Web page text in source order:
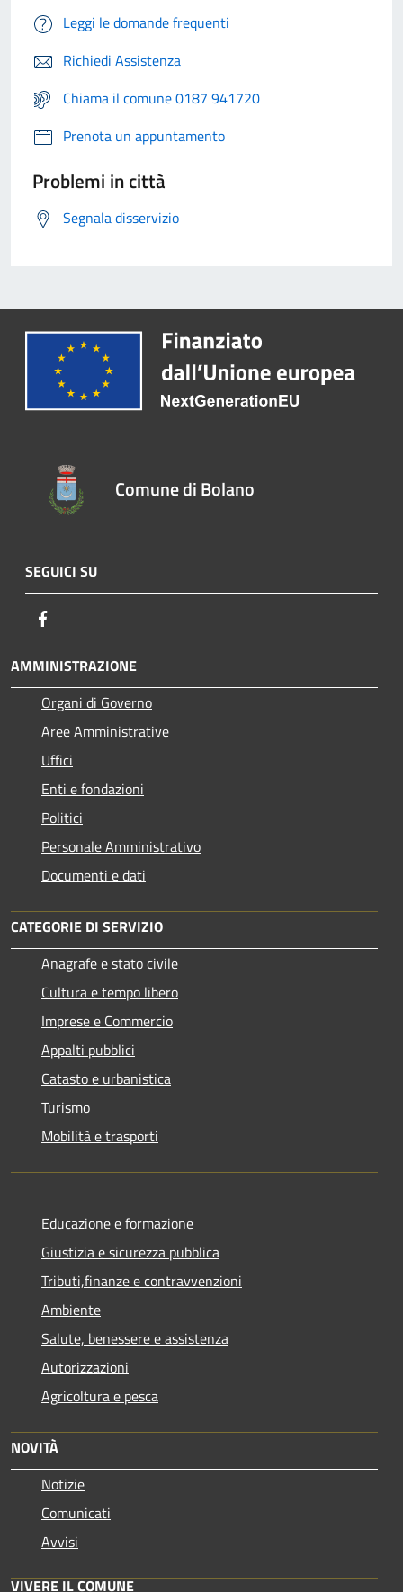
Leggi le domande frequenti
Richiedi Assistenza
Chiama il comune 0187 941720
Prenota un appuntamento
Problemi in città
Segnala disservizio
Comune di Bolano
SEGUICI SU
AMMINISTRAZIONE
Organi di Governo
Aree Amministrative
Uffici
Enti e fondazioni
Politici
Personale Amministrativo
Documenti e dati
CATEGORIE DI SERVIZIO
Anagrafe e stato civile
Cultura e tempo libero
Imprese e Commercio
Appalti pubblici
Catasto e urbanistica
Turismo
Mobilità e trasporti
Educazione e formazione
Giustizia e sicurezza pubblica
Tributi,finanze e contravvenzioni
Ambiente
Salute, benessere e assistenza
Autorizzazioni
Agricoltura e pesca
NOVITÀ
Notizie
Comunicati
Avvisi
VIVERE IL COMUNE